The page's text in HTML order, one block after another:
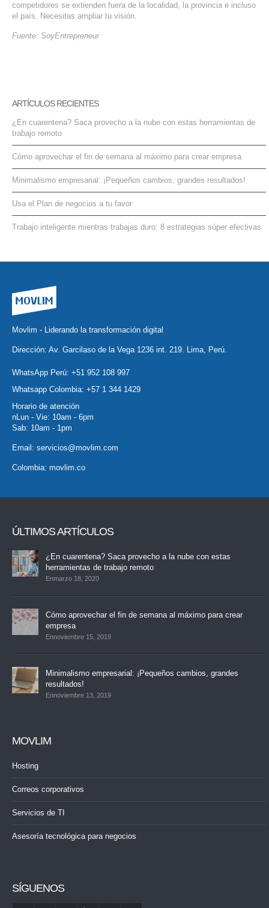
competidores se extienden fuera de la localidad, la provincia e incluso
el país. Necesitas ampliar tu visión.
Fuente: SoyEntrepreneur
ARTÍCULOS RECIENTES
¿En cuarentena? Saca provecho a la nube con estas herramientas de
trabajo remoto
Cómo aprovechar el fin de semana al máximo para crear empresa
Minimalismo empresarial: ¡Pequeños cambios, grandes resultados!
Usa el Plan de negocios a tu favor
Trabajo inteligente mientras trabajas duro: 8 estrategias súper efectivas
Movlim - Liderando la transformación digital
Dirección: Av. Garcilaso de la Vega 1236 int. 219. Lima, Perú.
WhatsApp Perú: +51 952 108 997
Whatsapp Colombia: +57 1 344 1429
Horario de atención
nLun - Vie: 10am - 6pm
Sab: 10am - 1pm
Email: servicios@movlim.com
Colombia: movlim.co
ÚLTIMOS ARTÍCULOS
¿En cuarentena? Saca provecho a la nube con estas
herramientas de trabajo remoto
Enmarzo 18, 2020
Cómo aprovechar el fin de semana al máximo para crear
empresa
Ennoviembre 15, 2019
Minimalismo empresarial: ¡Pequeños cambios, grandes
resultados!
Ennoviembre 13, 2019
MOVLIM
Hosting
Correos corporativos
Servicios de TI
Asesoría tecnológica para negocios
SÍGUENOS